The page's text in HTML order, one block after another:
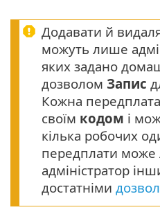
Додавати й
можуть лише
яких задано
дозволом Запис
Кожна
своїм кодом і
кілька робочих
передплати
адміністратор
достатніми